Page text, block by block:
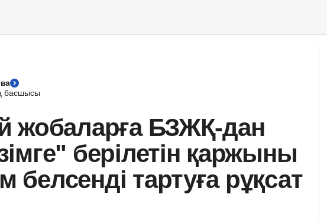
басшысы
жобаларға БЗЖҚ-дан
берілетін қаржыны
белсенді тартуға рұқсат